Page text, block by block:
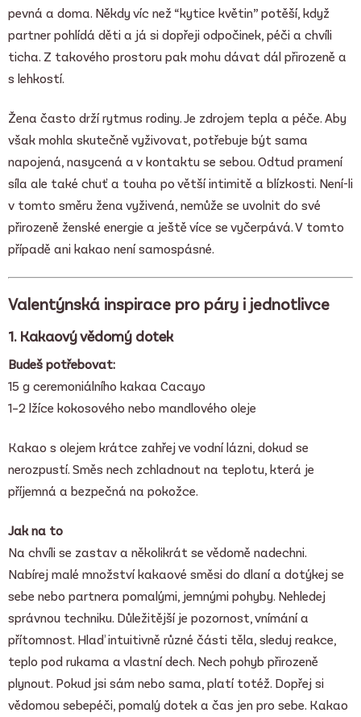
pevná a doma. Někdy víc než “kytice květin” potěší, když
partner pohlídá děti a já si dopřeji odpočinek, péči a chvíli
ticha. Z takového prostoru pak mohu dávat dál přirozeně a
s lehkostí.
Žena často drží rytmus rodiny. Je zdrojem tepla a péče. Aby
však mohla skutečně vyživovat, potřebuje být sama
napojená, nasycená a v kontaktu se sebou. Odtud pramení
síla ale také chuť a touha po větší intimitě a blízkosti. Není-li
v tomto směru žena vyživená, nemůže se uvolnit do své
přirozeně ženské energie a ještě více se vyčerpává. V tomto
případě ani kakao není samospásné.
Valentýnská inspirace pro páry i jednotlivce
1. Kakaový vědomý dotek
Budeš potřebovat:
15 g ceremoniálního kakaa Cacayo
1–2 lžíce kokosového nebo mandlového oleje
Kakao s olejem krátce zahřej ve vodní lázni, dokud se
nerozpustí. Směs nech zchladnout na teplotu, která je
příjemná a bezpečná na pokožce.
Jak na to
Na chvíli se zastav a několikrát se vědomě nadechni.
Nabírej malé množství kakaové směsi do dlaní a dotýkej se
sebe nebo partnera pomalými, jemnými pohyby. Nehledej
správnou techniku. Důležitější je pozornost, vnímání a
přítomnost. Hlaď intuitivně různé části těla, sleduj reakce,
teplo pod rukama a vlastní dech. Nech pohyb přirozeně
plynout. Pokud jsi sám nebo sama, platí totéž. Dopřej si
vědomou sebepéči, pomalý dotek a čas jen pro sebe. Kakao